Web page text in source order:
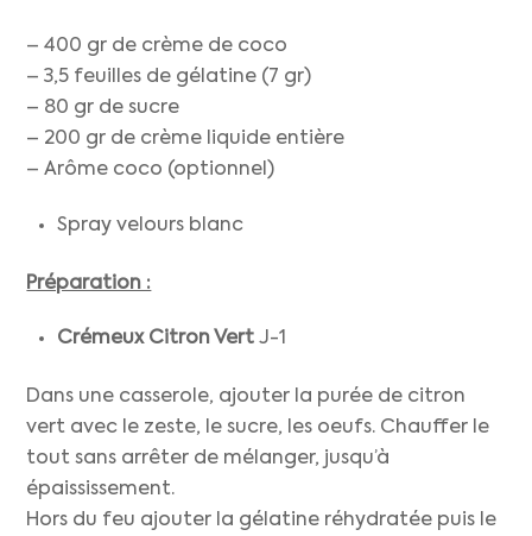
– 400 gr de crème de coco
– 3,5 feuilles de gélatine (7 gr)
– 80 gr de sucre
– 200 gr de crème liquide entière
– Arôme coco (optionnel)
Spray velours blanc
Préparation :
Crémeux Citron Vert J-1
Dans une casserole, ajouter la purée de citron
vert avec le zeste, le sucre, les oeufs. Chauffer le
tout sans arrêter de mélanger, jusqu’à
épaississement.
Hors du feu ajouter la gélatine réhydratée puis le